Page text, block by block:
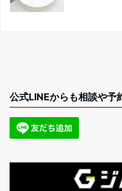
公式LINEからも相談や予